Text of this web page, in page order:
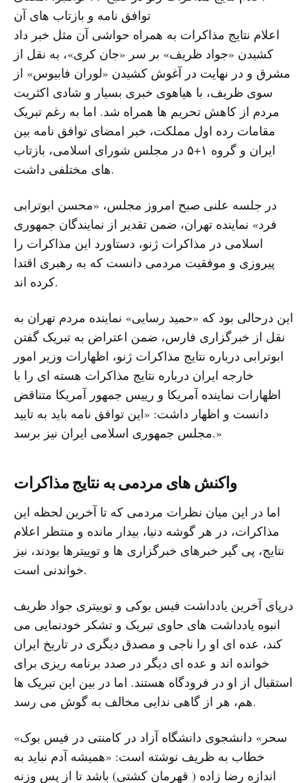
توافق نامه و بازتاب های آن
اعلام نتایج مذاکرات به همراه حواشی آن مثل خبر داد
کشیدن «جواد ظریف» بر سر «جان کری»، به نقل از
مشرق و در نهایت در آغوش کشیدن «لوران فابیوس» از
سوی ظریف، با هیاهوی خبری بسیار و شادی اکثریت
مردم از کاهش تحریم ها همراه شد. اما به رغم تبریک
مقامات رده اول مملکت، خبر امضای توافق نامه بین
ایران و گروه ۱+۵ در مجلس شورای اسلامی، بازتاب
های مختلفی داشت.
در جلسه علنی صبح امروز مجلس، «محسن ابوترابی
فرد» نماینده تهران، ضمن تقدیر از نمایندگان جمهوری
اسلامی در مذاکرات ژنو، دستاورد این مذاکرات را
پیروزی و موفقیت مردمی دانست که به رهبری اقتدا
کرده اند.
این درحالی بود که «حمید رسایی» نماینده مردم تهران به
نقل از خبرگزاری فارس، ضمن اعتراض به تبریک گفتن
ابوترابی درباره نتایج مذاکرات ژنو، اظهارات وزیر امور
خارجه ایران درباره نتایج مذاکرات هسته ای را با
اظهارات نماینده آمریکا و رییس جمهور آمریکا متناقض
دانست و اظهار داشت: «این توافق نامه باید به تایید
مجلس جمهوری اسلامی ایران نیز برسد.»
واکنش های مردمی به نتایج مذاکرات
اما در این میان نظرات مردمی که تا آخرین لحظه این
مذاکرات، در هر گوشه دنیا، بیدار مانده و منتظر اعلام
نتایج، پی گیر خبرهای خبرگزاری ها و توییترها بودند، نیز
خواندنی است.
درپای آخرین یادداشت فیس بوکی و توییتری جواد ظریف
انبوه یادداشت های حاوی تبریک و تشکر خودنمایی می
کند، عده ای او را ناجی و مصدق دیگری در تاریخ ایران
خوانده اند و عده ای دیگر در صدد برنامه ریزی برای
استقبال از او در فرودگاه هستند. اما در بین این تبریک ها
هم، هر از گاهی ندایی مخالف به گوش می رسد.
«سحر» دانشجوی دانشگاه آزاد در کامنتی در فیس بوک
خطاب به ظریف نوشته است: «همیشه آدم نباید به
اندازه رضا زاده ( قهرمان کشتی) باشد تا از پس وزنه